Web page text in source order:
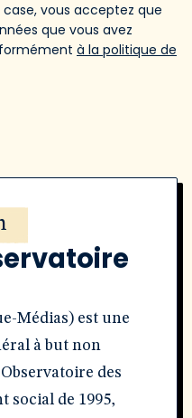
vous acceptez que
que vous avez
à la politique de
Médias) est une
à but non
des
social de 1995,